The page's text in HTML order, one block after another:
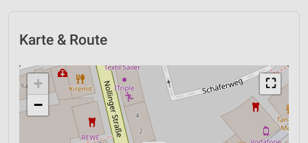
Karte & Route
⛶
+
−